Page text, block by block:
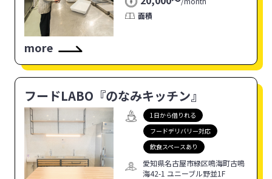
面積
more
フードLABO『のなみキッチン』
1日から借りれる
フードデリバリー対応
飲食スペースあり
愛知県名古屋市緑区鳴海町古鳴
海42-1 ユニーブル野並1F